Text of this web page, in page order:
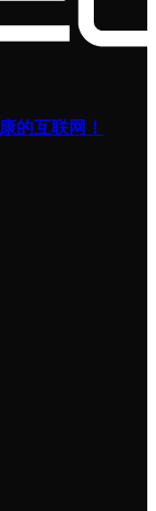
的互联网！